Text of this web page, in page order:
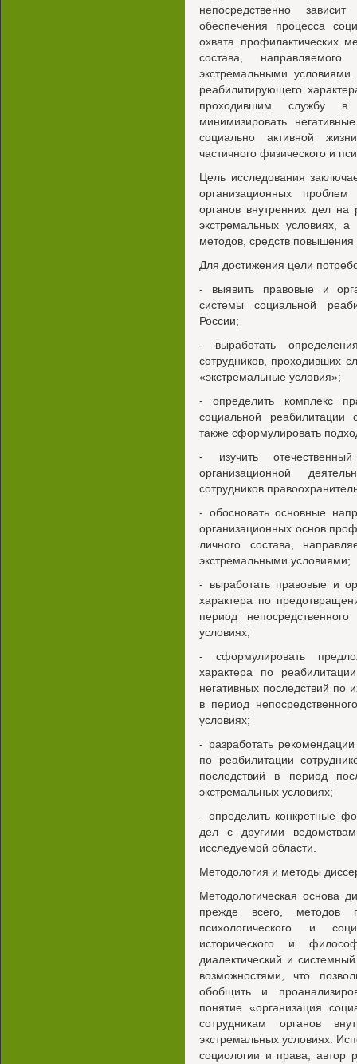
непосредственно
обеспечения процесса
охвата профилактических
состава,
экстремальными
реабилитирующего
проходившим службу в
минимизировать
социально активной
частичного физического и
Цель исследования
организационных проблем
органов внутренних дел
экстремальных условиях,
методов, средств
Для достижения цели
- выявить правовые и
системы социальной
России;
- выработать
сотрудников, проходивших
«экстремальные условия»;
- определить комплекс
социальной реабилитации
также сформулировать
- изучить
организационной
сотрудников
- обосновать основные
организационных основ
личного состава,
экстремальными условиями;
- выработать правовые и
характера по
период
условиях;
- сформулировать
характера по
негативных последствий
в период
условиях;
- разработать
по реабилитации
последствий в период
экстремальных условиях;
- определить конкретные
дел с другими
исследуемой области.
Методология и методы
Методологическая основа
прежде всего, методов
психологического и
исторического и
диалектический и
возможностями, что
обобщить и
понятие «организация
сотрудникам органов
экстремальных условиях.
социологии и права, автор